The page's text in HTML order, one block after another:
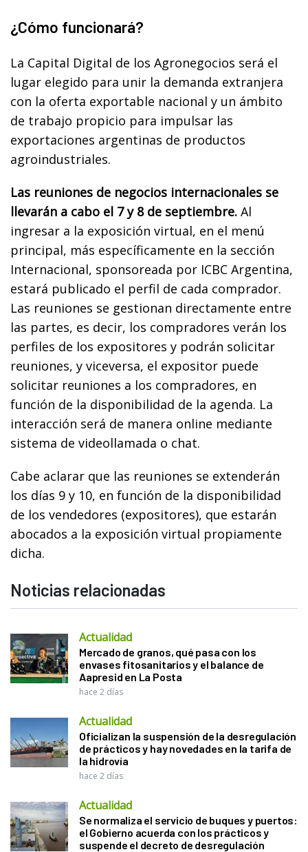
¿Cómo funcionará?
La Capital Digital de los Agronegocios será el
lugar elegido para unir la demanda extranjera
con la oferta exportable nacional y un ámbito
de trabajo propicio para impulsar las
exportaciones argentinas de productos
agroindustriales.
Las reuniones de negocios internacionales se
llevarán a cabo el 7 y 8 de septiembre. Al
ingresar a la exposición virtual, en el menú
principal, más específicamente en la sección
Internacional, sponsoreada por ICBC Argentina,
estará publicado el perfil de cada comprador.
Las reuniones se gestionan directamente entre
las partes, es decir, los compradores verán los
perfiles de los expositores y podrán solicitar
reuniones, y viceversa, el expositor puede
solicitar reuniones a los compradores, en
función de la disponibilidad de la agenda. La
interacción será de manera online mediante
sistema de videollamada o chat.
Cabe aclarar que las reuniones se extenderán
los días 9 y 10, en función de la disponibilidad
de los vendedores (expositores), que estarán
abocados a la exposición virtual propiamente
dicha.
Noticias relacionadas
Actualidad
Mercado de granos, qué pasa con los
envases fitosanitarios y el balance de
Aapresid en La Posta
hace 2 días
Actualidad
Oficializan la suspensión de la desregulación
de prácticos y hay novedades en la tarifa de
la hidrovía
hace 2 días
Actualidad
Se normaliza el servicio de buques y puertos:
el Gobierno acuerda con los prácticos y
suspende el decreto de desregulación